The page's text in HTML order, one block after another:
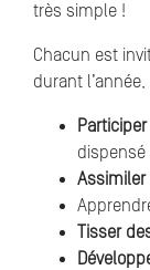
très simple !
Chacun est
durant
Tisser